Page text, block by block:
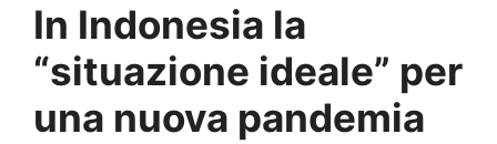
In Indonesia la
“situazione ideale” per
una nuova pandemia